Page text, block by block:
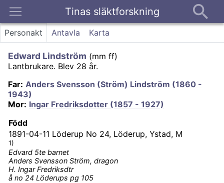
Tinas släktforskning
Kontakt
Personakt Antavla Karta
Edward Lindström (mm ff)
Lantbrukare. Blev 28 år.
Far: Anders Svensson (Ström) Lindström (1860 -
1943)
Mor: Ingar Fredriksdotter (1857 - 1927)
Född
1891-04-11 Löderup No 24, Löderup, Ystad, M
1)
Edvard 5te barnet
Anders Svensson Ström, dragon
H. Ingar Fredriksdtr
å no 24 Löderups pg 105